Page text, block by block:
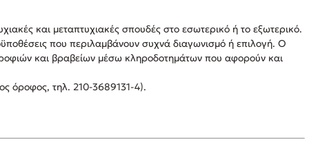
και μεταπτυχιακές σπουδές στο εσωτερικό ή το εξωτερικό.
που περιλαμβάνουν συχνά διαγωνισμό ή επιλογή. O
και βραβείων μέσω κληροδοτημάτων που αφορούν και
όροφος, τηλ. 210-3689131-4).